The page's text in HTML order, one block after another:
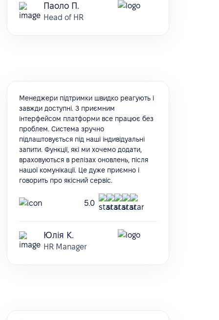
Паоло П.
Head of HR
Менеджери підтримки швидко реагують і
завжди доступні. З приємним
інтерфейсом платформи все працює без
проблем. Система зручно
підлаштовується під наші індивідуальні
запити. Функції, які ми хочемо додати,
враховуються в релізах оновлень, після
нашої комунікації. Це дуже приємно і
говорить про якісний сервіс.
5.0
Юлія К.
HR Manager